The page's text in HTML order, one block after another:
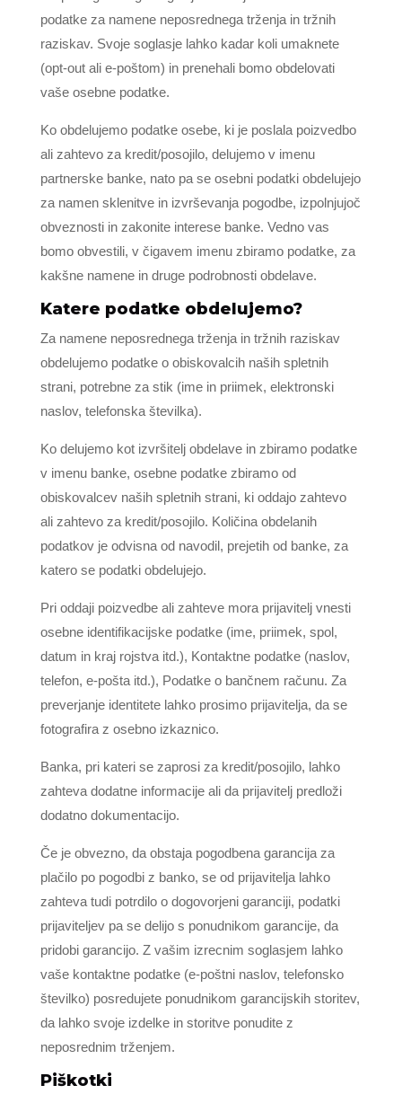
podatke za namene neposrednega trženja in tržnih
raziskav. Svoje soglasje lahko kadar koli umaknete
(opt-out ali e-poštom) in prenehali bomo obdelovati
vaše osebne podatke.
Ko obdelujemo podatke osebe, ki je poslala poizvedbo
ali zahtevo za kredit/posojilo, delujemo v imenu
partnerske banke, nato pa se osebni podatki obdelujejo
za namen sklenitve in izvrševanja pogodbe, izpolnjujoč
obveznosti in zakonite interese banke. Vedno vas
bomo obvestili, v čigavem imenu zbiramo podatke, za
kakšne namene in druge podrobnosti obdelave.
Katere podatke obdelujemo?
Za namene neposrednega trženja in tržnih raziskav
obdelujemo podatke o obiskovalcih naših spletnih
strani, potrebne za stik (ime in priimek, elektronski
naslov, telefonska številka).
Ko delujemo kot izvršitelj obdelave in zbiramo podatke
v imenu banke, osebne podatke zbiramo od
obiskovalcev naših spletnih strani, ki oddajo zahtevo
ali zahtevo za kredit/posojilo. Količina obdelanih
podatkov je odvisna od navodil, prejetih od banke, za
katero se podatki obdelujejo.
Pri oddaji poizvedbe ali zahteve mora prijavitelj vnesti
osebne identifikacijske podatke (ime, priimek, spol,
datum in kraj rojstva itd.), Kontaktne podatke (naslov,
telefon, e-pošta itd.), Podatke o bančnem računu. Za
preverjanje identitete lahko prosimo prijavitelja, da se
fotografira z osebno izkaznico.
Banka, pri kateri se zaprosi za kredit/posojilo, lahko
zahteva dodatne informacije ali da prijavitelj predloži
dodatno dokumentacijo.
Če je obvezno, da obstaja pogodbena garancija za
plačilo po pogodbi z banko, se od prijavitelja lahko
zahteva tudi potrdilo o dogovorjeni garanciji, podatki
prijaviteljev pa se delijo s ponudnikom garancije, da
pridobi garancijo. Z vašim izrecnim soglasjem lahko
vaše kontaktne podatke (e-poštni naslov, telefonsko
številko) posredujete ponudnikom garancijskih storitev,
da lahko svoje izdelke in storitve ponudite z
neposrednim trženjem.
Piškotki